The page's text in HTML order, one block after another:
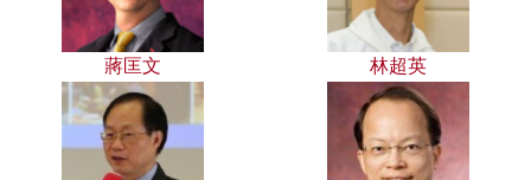
蔣匡文 林超英